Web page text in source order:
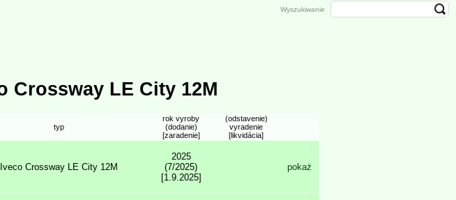
Crossway LE City 12M
typ
rok vyroby
(dodanie)
[zaradenie]
(odstavenie)
vyradenie
[likvidácia]
Iveco Crossway LE City 12M
2025
(7/2025)
[1.9.2025]
pokaż
Wyszukiwanie